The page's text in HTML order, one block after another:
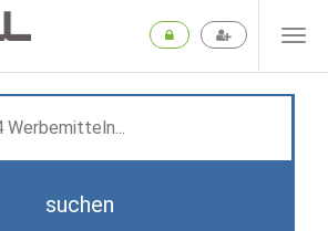
suchen